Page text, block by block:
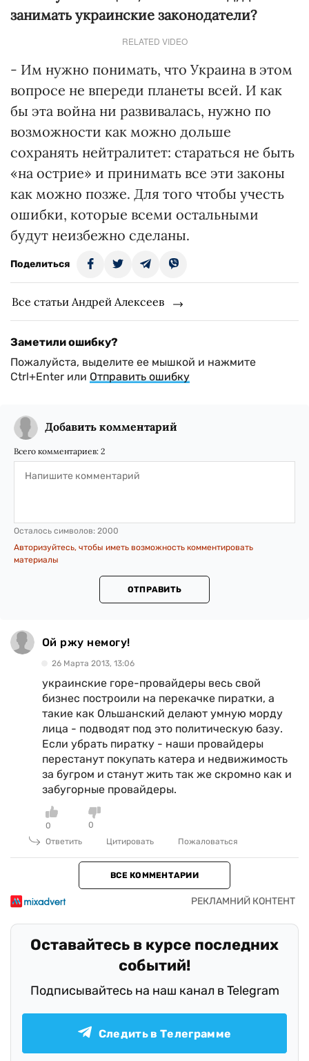
занимать украинские законодатели?
RELATED VIDEO
- Им нужно понимать, что Украина в этом
вопросе не впереди планеты всей. И как
бы эта война ни развивалась, нужно по
возможности как можно дольше
сохранять нейтралитет: стараться не быть
«на острие» и принимать все эти законы
как можно позже. Для того чтобы учесть
ошибки, которые всеми остальными
будут неизбежно сделаны.
Поделиться
Все статьи Андрей Алексеев
Заметили ошибку?
Пожалуйста, выделите ее мышкой и нажмите
Ctrl+Enter или Отправить ошибку
Добавить комментарий
Всего комментариев: 2
Осталось символов: 2000
Авторизуйтесь, чтобы иметь возможность комментировать
материалы
ОТПРАВИТЬ
Ой ржу немогу!
26 Марта 2013, 13:06
украинские горе-провайдеры весь свой
бизнес построили на перекачке пиратки, а
такие как Ольшанский делают умную морду
лица - подводят под это политическую базу.
Если убрать пиратку - наши провайдеры
перестанут покупать катера и недвижимость
за бугром и станут жить так же скромно как и
забугорные провайдеры.
0
0
Ответить
Цитировать Пожаловаться
ВСЕ КОММЕНТАРИИ
Оставайтесь в курсе последних
событий!
Подписывайтесь на наш канал в Telegram
Следить в Телеграмме